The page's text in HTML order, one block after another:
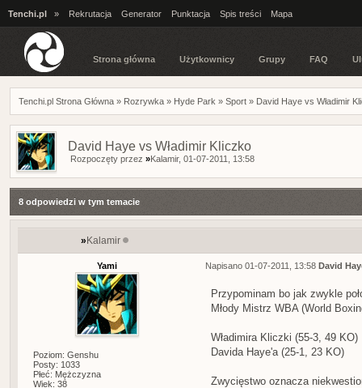
Tenchi.pl » Rekrutacja Generator Punktacja Spis treści Mapa
Strona główna Użytkownicy Grupy FAQ
Tenchi.pl Strona Główna » Rozrywka » Hyde Park » Sport » David Haye vs Władimir
David Haye vs Władimir Kliczko
Rozpoczęty przez »Kalamir, 01-07-2011, 13:58
8 odpowiedzi w tym temacie
» Kalamir
Yami
Poziom: Genshu
Posty: 1033
Płeć: Mężczyzna
Wiek: 38
Napisano 01-07-2011, 13:58 David
Przypominam bo jak zwykle
Młody Mistrz WBA (World
Władimira Kliczki (55-3, 49 KO)
Davida Haye'a (25-1, 23 KO)
Zwycięstwo oznacza